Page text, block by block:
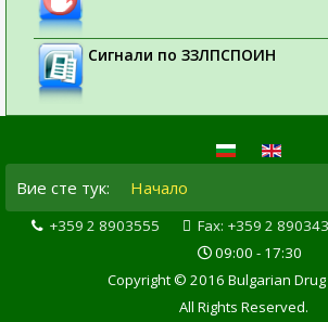
Сигнали по ЗЗЛПСПОИН
Вие сте тук: Начало
+359 2 8903555 Fax: +359 2
09:00 - 17:30
Copyright © 2016 Bulgarian Drug
All Rights Reserved.